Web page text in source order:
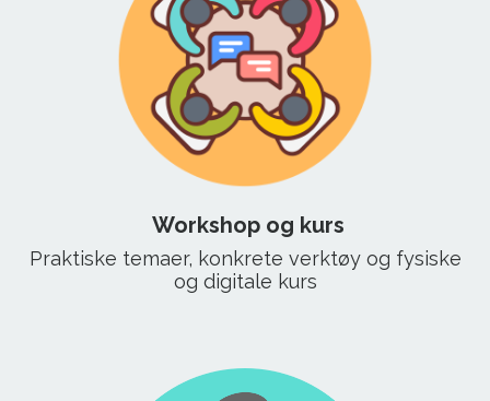
Workshop og kurs
Praktiske temaer, konkrete verktøy og fysiske
og digitale kurs